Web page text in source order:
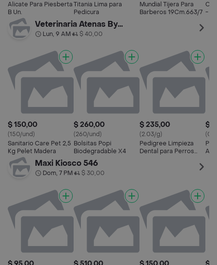
Alicate Para Piesberta
B Un.
Titania Lima para
Pedicura
Mundial Tijera Para
Barberos 19Cm.663/7 - Un
Veterinaria Atenas By Palermo
Lun, 9 AM• $ 40,00
$ 150,00
(150/und)
Sanitario Care Pet 2,5
Kg Pelet Madera
$ 260,00
(260/und)
Bolsitas Popi
Biodegradable X4
$ 235,00
(2.03/g)
Pedigree Limpieza
Dental para Perros
$
Pet
Maxi Kiosco 546
Dom, 7 PM• $ 30,00